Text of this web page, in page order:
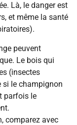
Là, le danger est
et même la santé
peuvent
Le bois qui
(insectes
si le champignon
parfois le
comparez avec